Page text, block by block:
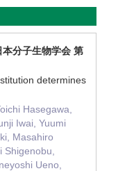
分子生物学会 第
determines
Hasegawa,
Iwai, Yuumi
Masahiro
Ueno,